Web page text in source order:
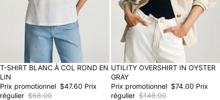
30% OFF
T-SHIRT BLANC À COL ROND EN
LIN
Prix promotionnel $47.60 Prix
régulier $68.00
50% OFF
UTILITY OVERSHIRT IN OYSTER
GRAY
Prix promotionnel $74.00 Prix
régulier $148.00